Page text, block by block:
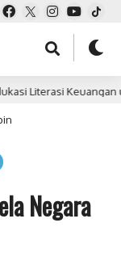
Literasi
Negara